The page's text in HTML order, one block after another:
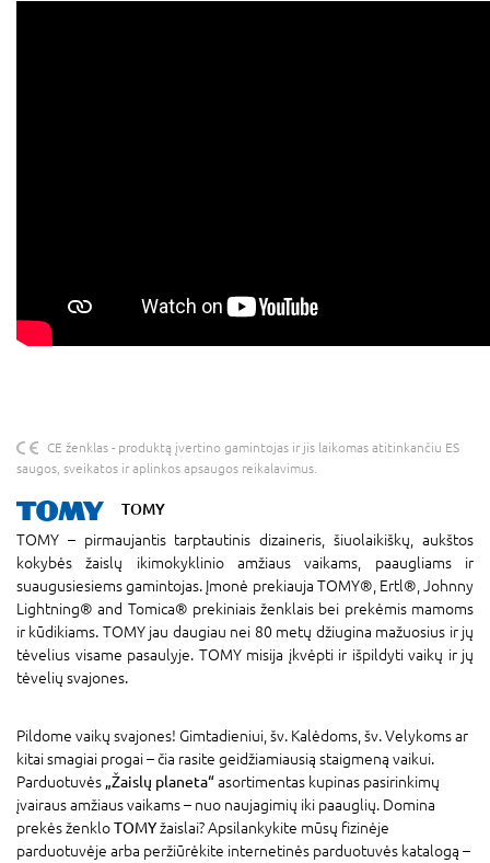
CE ženklas - produktą įvertino gamintojas ir jis laikomas atitinkančiu ES
saugos, sveikatos ir aplinkos apsaugos reikalavimus.
TOMY
TOMY – pirmaujantis tarptautinis dizaineris, šiuolaikiškų, aukštos
kokybės žaislų ikimokyklinio amžiaus vaikams, paaugliams ir
suaugusiesiems gamintojas. Įmonė prekiauja TOMY®, Ertl®, Johnny
Lightning® and Tomica® prekiniais ženklais bei prekėmis mamoms
ir kūdikiams. TOMY jau daugiau nei 80 metų džiugina mažuosius ir jų
tėvelius visame pasaulyje. TOMY misija įkvėpti ir išpildyti vaikų ir jų
tėvelių svajones.
Pildome vaikų svajones! Gimtadieniui, šv. Kalėdoms, šv. Velykoms ar
kitai smagiai progai – čia rasite geidžiamiausią staigmeną vaikui.
Parduotuvės „Žaislų planeta“asortimentas kupinas pasirinkimų
įvairaus amžiaus vaikams – nuo naujagimių iki paauglių. Domina
prekės ženkloTOMYžaislai? Apsilankykite mūsų fizinėje
parduotuvėje arba peržiūrėkite internetinės parduotuvės katalogą –